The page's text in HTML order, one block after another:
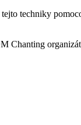
techniky
Chanting